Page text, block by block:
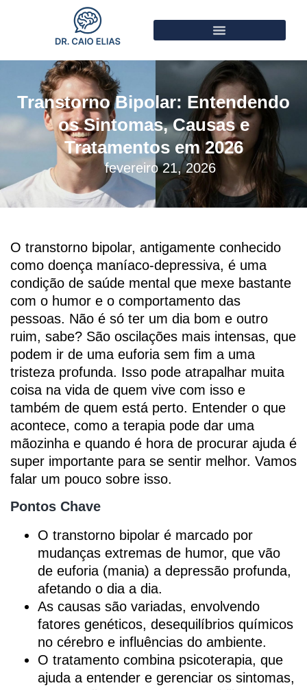
Transtorno Bipolar: Entendendo
os Sintomas, Causas e
Tratamentos em 2026
fevereiro 21, 2026
O transtorno bipolar, antigamente conhecido
como doença maníaco-depressiva, é uma
condição de saúde mental que mexe bastante
com o humor e o comportamento das
pessoas. Não é só ter um dia bom e outro
ruim, sabe? São oscilações mais intensas, que
podem ir de uma euforia sem fim a uma
tristeza profunda. Isso pode atrapalhar muita
coisa na vida de quem vive com isso e
também de quem está perto. Entender o que
acontece, como a terapia pode dar uma
mãozinha e quando é hora de procurar ajuda é
super importante para se sentir melhor. Vamos
falar um pouco sobre isso.
Pontos Chave
O transtorno bipolar é marcado por
mudanças extremas de humor, que vão
de euforia (mania) a depressão profunda,
afetando o dia a dia.
As causas são variadas, envolvendo
fatores genéticos, desequilíbrios químicos
no cérebro e influências do ambiente.
O tratamento combina psicoterapia, que
ajuda a entender e gerenciar os sintomas,